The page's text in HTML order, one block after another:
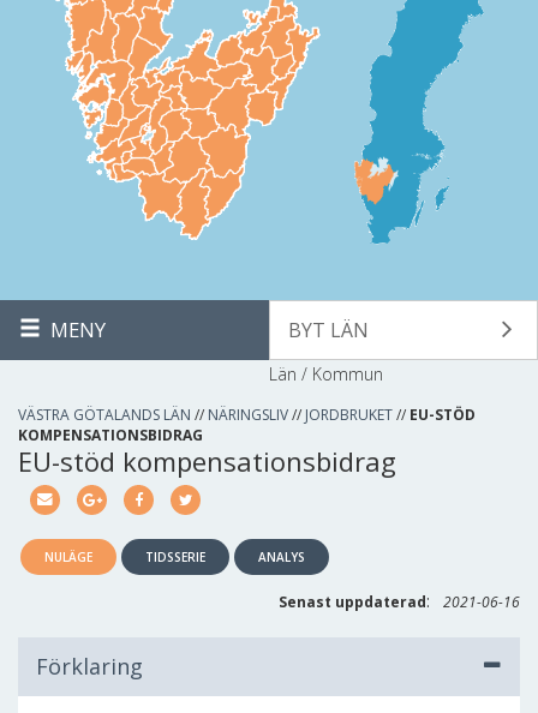
MENY BYT LÄN
Län / Kommun
VÄSTRA GÖTALANDS LÄN // NÄRINGSLIV// JORDBRUKET// EU-STÖD
KOMPENSATIONSBIDRAG
EU-stöd kompensationsbidrag
NULÄGE TIDSSERIE ANALYS
Senast uppdaterad: 2021-06-16
Förklaring